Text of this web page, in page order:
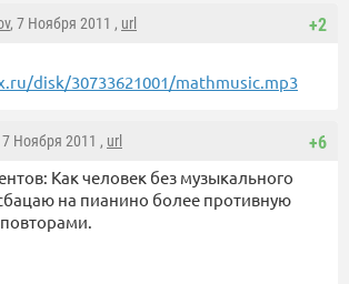
+2
, 7 Ноября 2011 , url
disk/30733621001/mathmusic.mp3
+6
7 Ноября 2011 , url
Как человек без музыкального
на пианино более противную